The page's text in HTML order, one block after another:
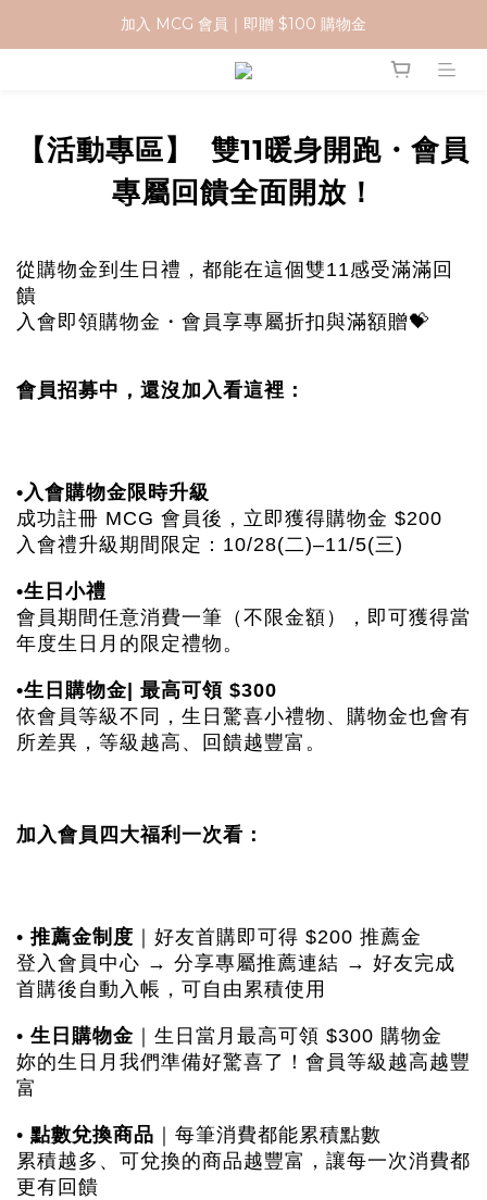
加入 MCG 會員｜即贈 $100 購物金
加入 MCG 會員｜即贈 $100 購物金
訂單成立後，2天內送達
加入 MCG 會員｜即贈 $100 購物金
【活動專區】 雙11暖身開跑・會員
專屬回饋全面開放！
從購物金到生日禮，都能在這個雙11感受滿滿回
饋
入會即領購物金・會員享專屬折扣與滿額贈💝
會員招募中，還沒加入看這裡：
•入會購物金限時升級
成功註冊 MCG 會員後，立即獲得購物金 $200
入會禮升級期間限定：10/28(二)–11/5(三)
•生日小禮
會員期間任意消費一筆（不限金額），即可獲得當
年度生日月的限定禮物。
•生日購物金| 最高可領 $300
依會員等級不同，生日驚喜小禮物、購物金也會有
所差異，等級越高、回饋越豐富。
加入會員四大福利一次看：
• 推薦金制度 ｜好友首購即可得 $200 推薦金
登入會員中心 → 分享專屬推薦連結 → 好友完成
首購後自動入帳，可自由累積使用
• 生日購物金 ｜生日當月最高可領 $300 購物金
妳的生日月我們準備好驚喜了！會員等級越高越豐
富
• 點數兌換商品 ｜每筆消費都能累積點數
累積越多、可兌換的商品越豐富，讓每一次消費都
更有回饋